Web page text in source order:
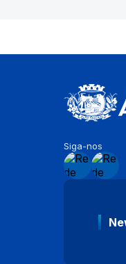
Siga-nos